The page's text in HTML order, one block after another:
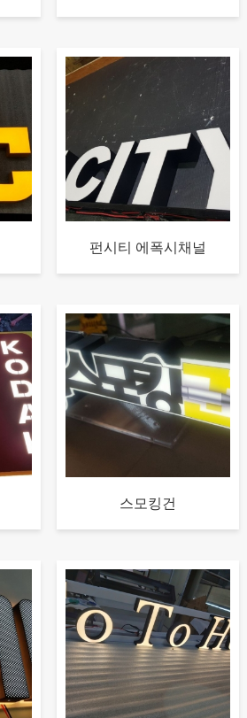
펀시티 에폭시채널
스모킹건